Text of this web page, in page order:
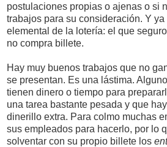
postulaciones propias o ajenas o si
trabajos para su consideración. Y
elemental de la lotería: el que
no compra billete.
Hay muy buenos trabajos que no
se presentan. Es una lástima.
tienen dinero o tiempo para
una tarea bastante pesada y que
dinerillo extra. Para colmo muchas
sus empleados para hacerlo, por lo
solventar con su propio billete los